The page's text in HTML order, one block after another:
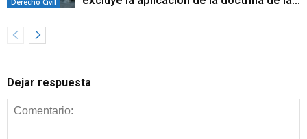
Dejar respuesta